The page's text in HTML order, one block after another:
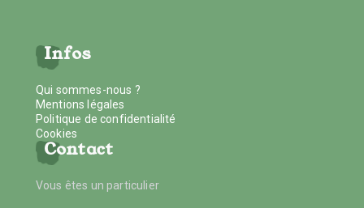
Infos
Qui sommes-nous ?
Mentions légales
Politique de confidentialité
Cookies
Contact
Vous êtes un particulier